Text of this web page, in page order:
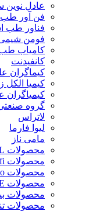
عادل نوین
فن آور طب
فناور طب
فومن
کامیاب
کانفیدنت
کیماگران
کیمیا الکل
کیمیاگران
گروه
لاتراس
لیوا فارما
مامی ناز
محصولات BIOL
محصولات Dafi
محصولات Nino
محصولات UNIQUE
محصولات
محصولات